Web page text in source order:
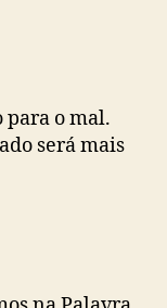
para o mal.
será mais